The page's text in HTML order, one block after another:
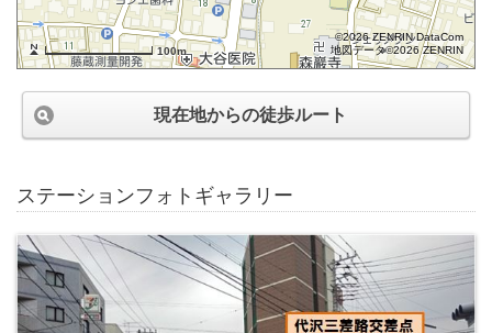
100m
©2026 ZENRIN DataCom
地図データ©2026 ZENRIN
現在地からの徒歩ルート
ステーションフォトギャラリー